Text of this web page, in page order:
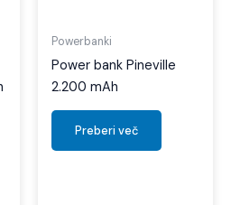
Powerbanki
Power bank Pineville
2.200 mAh
Preberi več